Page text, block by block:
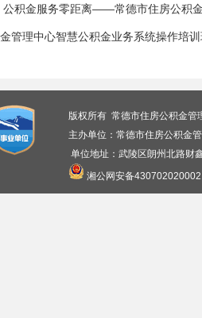
公积金服务零距离——常德市住房公积
管理中心智慧公积金业务系统操作培
版权所有 常德市住房公积金
主办单位：常德市住房公积金
单位地址：武陵区朗州北路
湘公网安备